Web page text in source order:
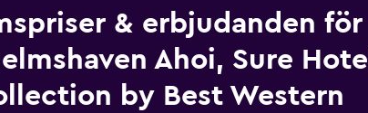
& erbjudanden för
Ahoi, Sure Hotel
by Best Western